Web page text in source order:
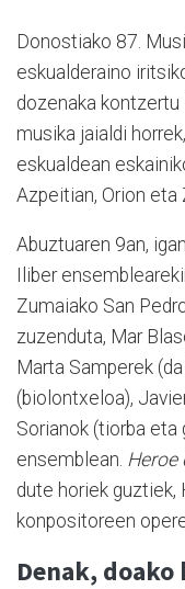
Donostiako 87.
eskualderaino
dozenaka kontzertu
musika jaialdi
eskualdean
Azpeitian, Orion eta
Abuztuaren 9an,
Iliber
Zumaiako San
zuzenduta, Mar
Marta Samperek
(biolontxeloa),
Sorianok (tiorba eta
ensemblean. Heroe
dute horiek guztiek,
konpositoreen
Denak,